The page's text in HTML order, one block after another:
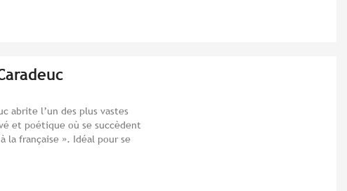
abrite l’un des plus vastes
et poétique où se succèdent
la française ». Idéal pour se